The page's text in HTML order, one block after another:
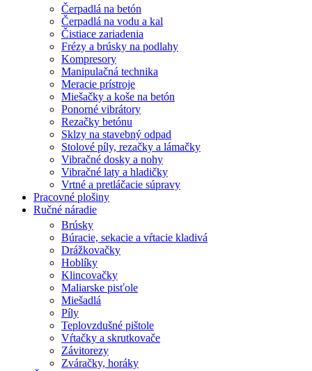
Čerpadlá na betón
Čerpadlá na vodu a kal
Čistiace zariadenia
Frézy a brúsky na podlahy
Kompresory
Manipulačná technika
Meracie prístroje
Miešačky a koše na betón
Ponorné vibrátory
Rezačky betónu
Sklzy na stavebný odpad
Stolové píly, rezačky a lámačky
Vibračné dosky a nohy
Vibračné laty a hladičky
Vrtné a pretláčacie súpravy
Pracovné plošiny
Ručné náradie
Brúsky
Búracie, sekacie a vŕtacie kladivá
Drážkovačky
Hoblíky
Klincovačky
Maliarske pisťole
Miešadlá
Píly
Teplovzdušné pištole
Vŕtačky a skrutkovače
Závitorezy
Zváračky, horáky